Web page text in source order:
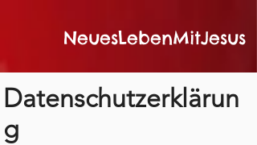
NeuesLebenMitJesus
Datenschutzerklärun
g